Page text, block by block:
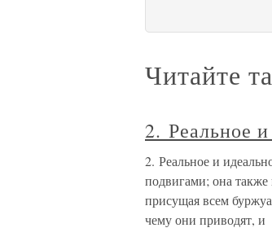
Читайте
2. Реальное и
2. Реальное и
подвигами; она также
присущая всем
чему они приводят, и